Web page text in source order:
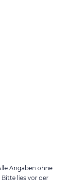
Angaben ohne
lies vor der